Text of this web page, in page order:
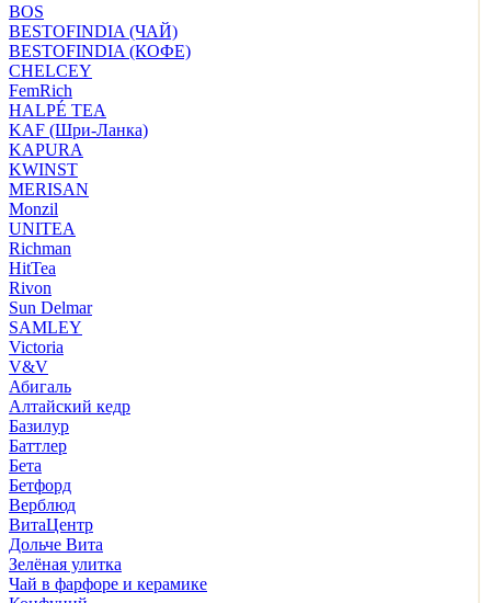
BOS
BESTOFINDIA (ЧАЙ)
BESTOFINDIA (КОФЕ)
CHELCEY
FemRich
HALPÉ TEA
KAF (Шри-Ланка)
KAPURA
KWINST
MERISAN
Monzil
UNITEA
Richman
HitTea
Rivon
Sun Delmar
SAMLEY
Victoria
V&V
Абигаль
Алтайский кедр
Базилур
Баттлер
Бета
Бетфорд
Верблюд
ВитаЦентр
Дольче Вита
Зелёная улитка
Чай в фарфоре и керамике